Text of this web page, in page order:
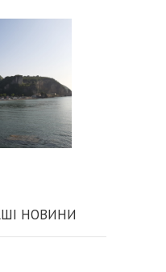
НОВИНИ